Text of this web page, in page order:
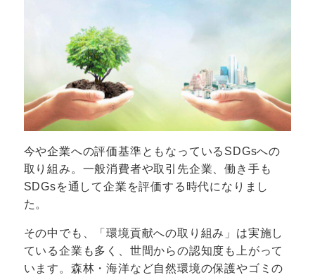
今や企業への評価基準ともなっているSDGsへの
取り組み。一般消費者や取引先企業、働き手も
SDGsを通して企業を評価する時代になりまし
た。
その中でも、「環境貢献への取り組み」は実施し
ている企業も多く、世間からの認知度も上がって
います。森林・海洋など自然環境の保護やゴミの